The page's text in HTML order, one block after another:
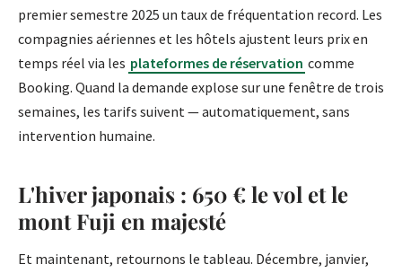
premier semestre 2025 un taux de fréquentation record. Les
compagnies aériennes et les hôtels ajustent leurs prix en
temps réel via les plateformes de réservation comme
Booking. Quand la demande explose sur une fenêtre de trois
semaines, les tarifs suivent — automatiquement, sans
intervention humaine.
L'hiver japonais : 650 € le vol et le
mont Fuji en majesté
Et maintenant, retournons le tableau. Décembre, janvier,